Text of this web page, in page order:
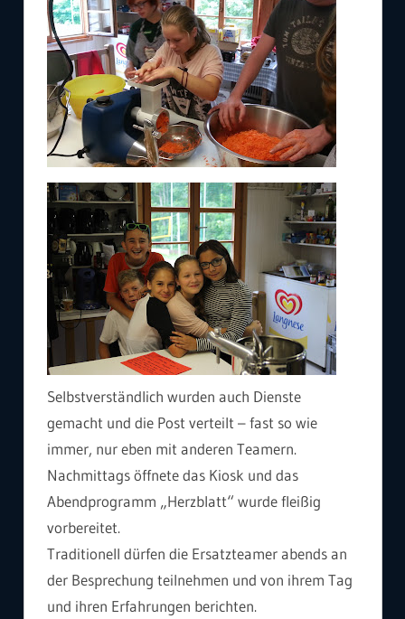
Selbstverständlich wurden auch Dienste
gemacht und die Post verteilt – fast so wie
immer, nur eben mit anderen Teamern.
Nachmittags öffnete das Kiosk und das
Abendprogramm „Herzblatt“ wurde fleißig
vorbereitet.
Traditionell dürfen die Ersatzteamer abends an
der Besprechung teilnehmen und von ihrem Tag
und ihren Erfahrungen berichten.